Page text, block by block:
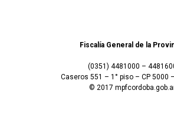
Fiscalía General de la
(0351) 4481000 –
Caseros 551 – 1° piso – CP 5000
© 2017